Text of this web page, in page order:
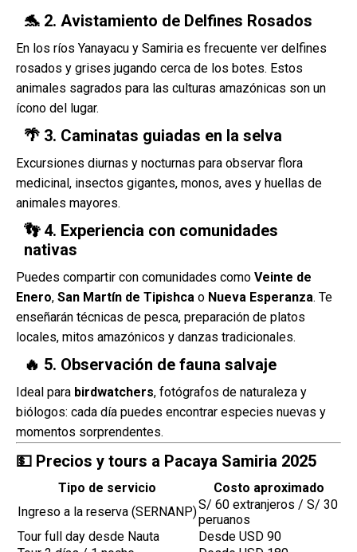
🐬 2. Avistamiento de Delfines Rosados
En los ríos Yanayacu y Samiria es frecuente ver delfines
rosados y grises jugando cerca de los botes. Estos
animales sagrados para las culturas amazónicas son un
ícono del lugar.
🌴 3. Caminatas guiadas en la selva
Excursiones diurnas y nocturnas para observar flora
medicinal, insectos gigantes, monos, aves y huellas de
animales mayores.
👣 4. Experiencia con comunidades
nativas
Puedes compartir con comunidades como Veinte de
Enero, San Martín de Tipishca o Nueva Esperanza. Te
enseñarán técnicas de pesca, preparación de platos
locales, mitos amazónicos y danzas tradicionales.
🔥 5. Observación de fauna salvaje
Ideal para birdwatchers, fotógrafos de naturaleza y
biólogos: cada día puedes encontrar especies nuevas y
momentos sorprendentes.
💵 Precios y tours a Pacaya Samiria 2025
Tipo de servicio
Costo aproximado
Ingreso a la reserva (SERNANP)S/ 60 extranjeros / S/ 30
peruanos
Tour full day desde Nauta
Desde USD 90